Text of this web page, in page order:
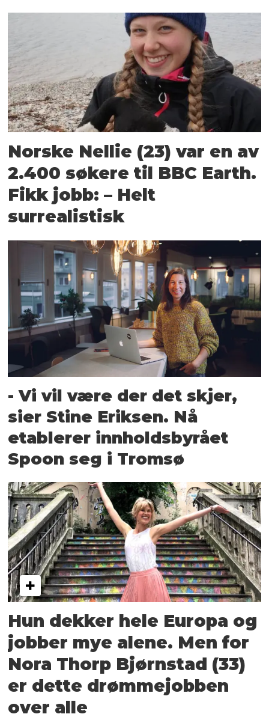
Norske Nellie (23) var en av
2.400 søkere til BBC Earth.
Fikk jobb: – Helt
surrealistisk
- Vi vil være der det skjer,
sier Stine Eriksen. Nå
etablerer innholds­byrået
Spoon seg i Tromsø
Hun dekker hele Europa og
jobber mye alene. Men for
Nora Thorp Bjørnstad (33)
er dette drømmejobben
over alle